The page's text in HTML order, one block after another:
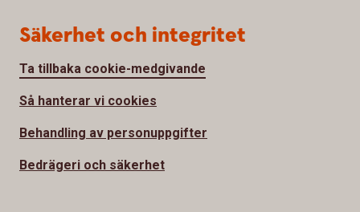
Säkerhet och integritet
Ta tillbaka cookie-medgivande
Så hanterar vi cookies
Behandling av personuppgifter
Bedrägeri och säkerhet